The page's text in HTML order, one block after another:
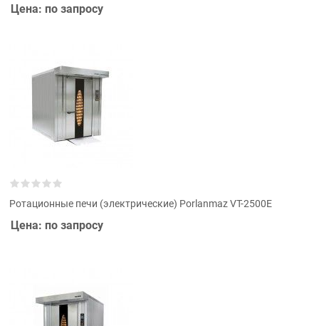
Цена: по запросу
Ротационные печи (электрические) Porlanmaz VT-2500E
Цена: по запросу